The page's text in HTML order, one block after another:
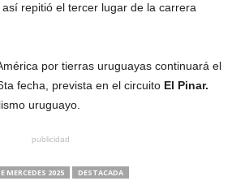
así repitió el tercer lugar de la carrera
por tierras uruguayas continuará el
fecha, prevista en el circuito El Pinar.
uruguayo.
publicidad
MERCEDES 2025
DESTACADA